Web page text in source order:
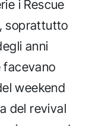
i Rescue
soprattutto
anni
facevano
weekend
del revival